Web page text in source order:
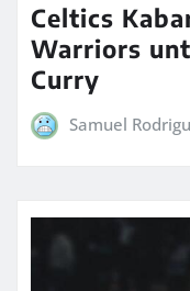
Celtics
Warriors
Curry
Samuel